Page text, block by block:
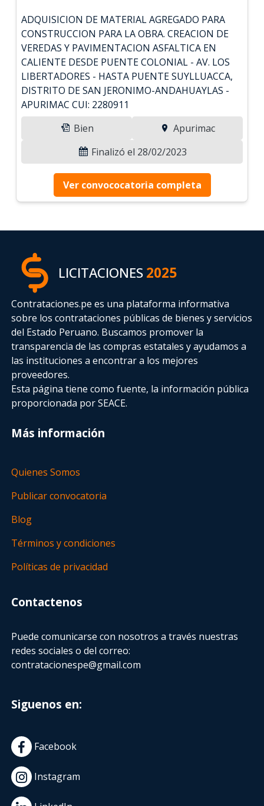
ADQUISICION DE MATERIAL AGREGADO PARA
CONSTRUCCION PARA LA OBRA. CREACION DE
VEREDAS Y PAVIMENTACION ASFALTICA EN
CALIENTE DESDE PUENTE COLONIAL - AV. LOS
LIBERTADORES - HASTA PUENTE SUYLLUACCA,
DISTRITO DE SAN JERONIMO-ANDAHUAYLAS -
APURIMAC CUI: 2280911
Bien
Apurimac
Finalizó el 28/02/2023
Ver convococatoria completa
LICITACIONES2025
Contrataciones.pe es una plataforma informativa
sobre los contrataciones públicas de bienes y servicios
del Estado Peruano. Buscamos promover la
transparencia de las compras estatalesy ayudamos a
las instituciones a encontrar a los mejores
proveedores.
Esta página tiene como fuente, la información pública
proporcionada por SEACE.
Más información
Quienes Somos
Publicar convocatoria
Blog
Términos y condiciones
Políticas de privacidad
Contactenos
Puede comunicarse con nosotros a través nuestras
redes sociales o del correo:
contratacionespe@gmail.com
Siguenos en:
Facebook
Instagram